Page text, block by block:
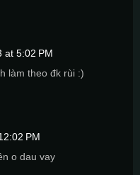
at 5:02 PM
làm theo đk rùi :)
PM
o dau vay